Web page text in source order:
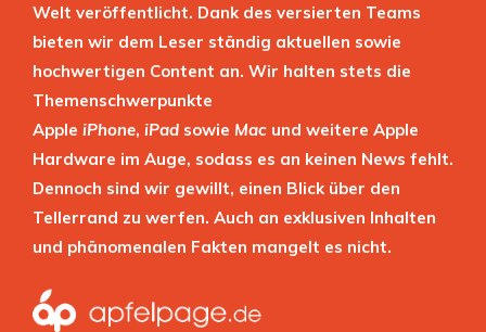
Welt veröffentlicht. Dank des versierten Teams
bieten wir dem Leser ständig aktuellen sowie
hochwertigen Content an. Wir halten stets die
Themenschwerpunkte
Apple iPhone, iPad sowie Mac und weitere Apple
Hardware im Auge, sodass es an keinen News fehlt.
Dennoch sind wir gewillt, einen Blick über den
Tellerrand zu werfen. Auch an exklusiven Inhalten
und phänomenalen Fakten mangelt es nicht.